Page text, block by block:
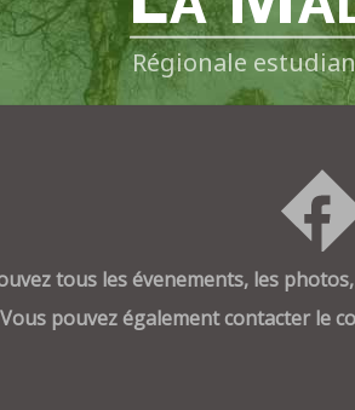
Régionale
tous les évenements, les
Vous pouvez également contacter le